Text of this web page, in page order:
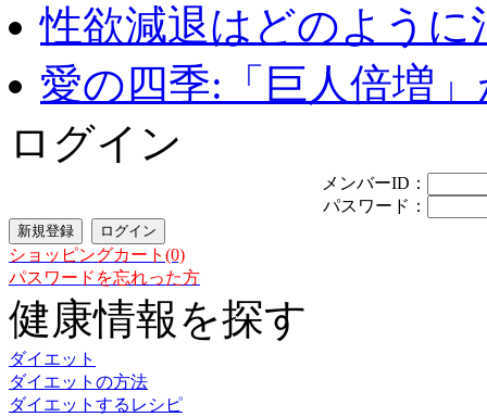
性欲減退はどのように
愛の四季:「巨人倍増
ログイン
メンバーID：
パスワード：
ショッピングカート(0)
パスワードを忘れった方
健康情報を探す
ダイエット
ダイエットの方法
ダイエットするレシピ